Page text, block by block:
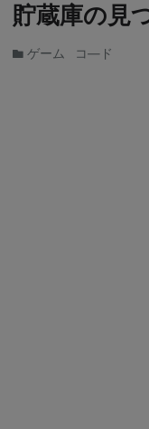
貯蔵庫の見
ゲーム コ―ド